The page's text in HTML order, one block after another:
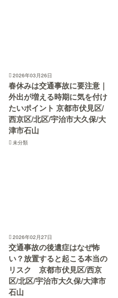
2026年03月26日
春休みは交通事故に要注意｜
外出が増える時期に気を付け
たいポイント 京都市伏見区/
西京区/北区/宇治市大久保/大
津市石山
未分類
2026年02月27日
交通事故の後遺症はなぜ怖
い？放置すると起こる本当の
リスク 京都市伏見区/西京
区/北区/宇治市大久保/大津市
石山